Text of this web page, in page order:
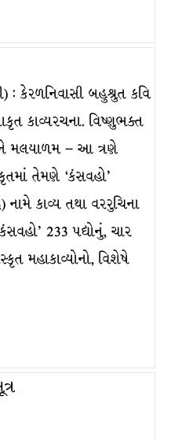
: કેરળનિવાસી બહુશ્રુત કવિ
કાવ્યરચના. વિષ્ણુભક્ત
મલયાળમ – આ ત્રણે
તેમણે ‘કંસવહો’
નામે કાવ્ય તથા વરરુચિના
233 પદ્યોનું, ચાર
મહાકાવ્યોનો, વિશેષે